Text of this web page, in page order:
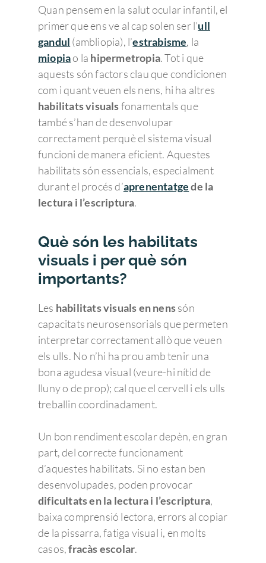
Quan pensem en la salut ocular infantil, el
primer que ens ve al cap solen ser l’ull
gandul (ambliopia), l’estrabisme, la
miopiao la hipermetropia. Tot i que
aquests són factors clau que condicionen
com i quant veuen els nens, hi ha altres
habilitats visualsfonamentals que
també s’han de desenvolupar
correctament perquè el sistema visual
funcioni de manera eficient. Aquestes
habilitats són essencials, especialment
durant el procés d’aprenentatgede la
lectura i l’escriptura.
Què són les habilitats
visuals i per què són
importants?
Les habilitats visuals en nenssón
capacitats neurosensorials que permeten
interpretar correctament allò que veuen
els ulls. No n’hi ha prou amb tenir una
bona agudesa visual (veure-hi nítid de
lluny o de prop); cal que el cervell i els ulls
treballin coordinadament.
Un bon rendiment escolar depèn, en gran
part, del correcte funcionament
d’aquestes habilitats. Si no estan ben
desenvolupades, poden provocar
dificultats en la lectura i l’escriptura,
baixa comprensió lectora, errors al copiar
de la pissarra, fatiga visual i, en molts
casos,fracàs escolar.